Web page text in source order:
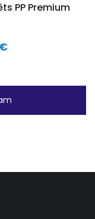
PP Premium